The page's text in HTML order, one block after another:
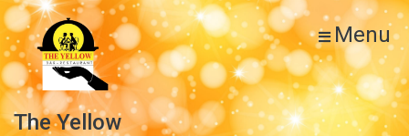
Menu
The Yellow